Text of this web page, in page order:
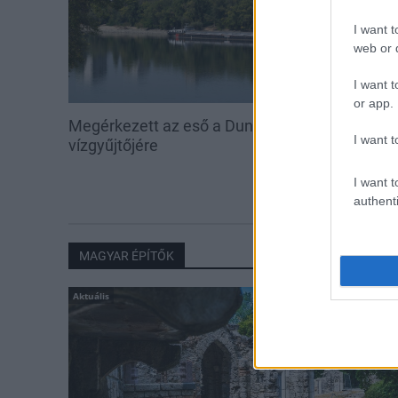
I want
web or
I want
or app.
I want
I want
Megérkezett az eső a Duna
vízgyűjtőjére
feltöltésével
erdőkben
MAGYAR ÉPÍTŐK
Aktuális